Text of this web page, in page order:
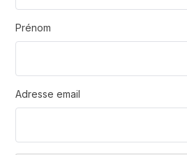
Prénom
Adresse email